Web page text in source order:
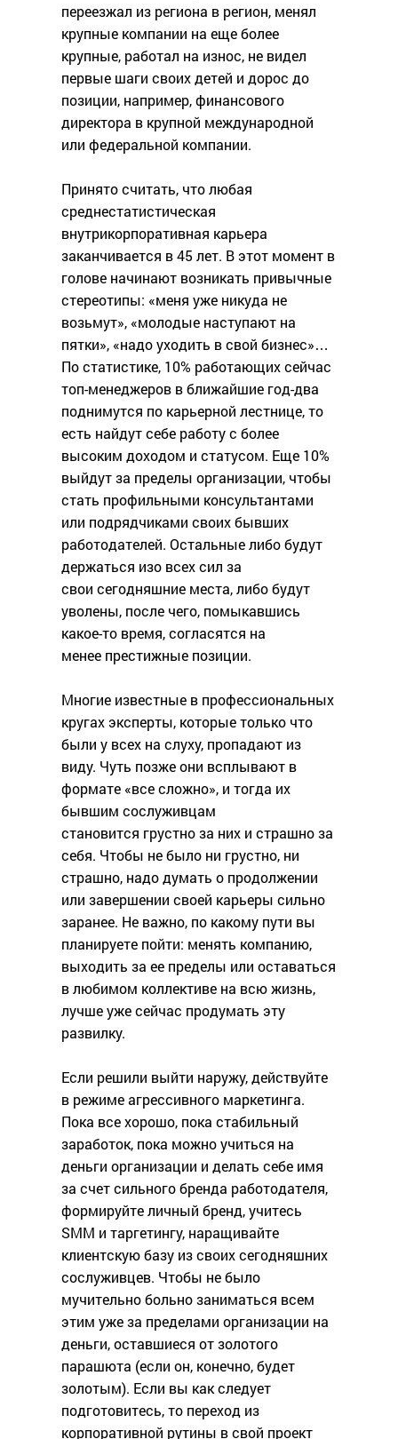
переезжал из региона в регион, менял
крупные компании на еще более
крупные, работал на износ, не видел
первые шаги своих детей и дорос до
позиции, например, финансового
директора в крупной международной
или федеральной компании.
Принято считать, что любая
среднестатистическая
внутрикорпоративная карьера
заканчивается в 45 лет. В этот момент в
голове начинают возникать привычные
стереотипы: «меня уже никуда не
возьмут», «молодые наступают на
пятки», «надо уходить в свой бизнес»…
По статистике, 10% работающих сейчас
топ-менеджеров в ближайшие год-два
поднимутся по карьерной лестнице, то
есть найдут себе работу с более
высоким доходом и статусом. Еще 10%
выйдут за пределы организации, чтобы
стать профильными консультантами
или подрядчиками своих бывших
работодателей. Остальные либо будут
держаться изо всех сил за
свои сегодняшние места, либо будут
уволены, после чего, помыкавшись
какое-то время, согласятся на
менее престижные позиции.
Многие известные в профессиональных
кругах эксперты, которые только что
были у всех на слуху, пропадают из
виду. Чуть позже они всплывают в
формате «все сложно», и тогда их
бывшим сослуживцам
становится грустно за них и страшно за
себя. Чтобы не было ни грустно, ни
страшно, надо думать о продолжении
или завершении своей карьеры сильно
заранее. Не важно, по какому пути вы
планируете пойти: менять компанию,
выходить за ее пределы или оставаться
в любимом коллективе на всю жизнь,
лучше уже сейчас продумать эту
развилку.
Если решили выйти наружу, действуйте
в режиме агрессивного маркетинга.
Пока все хорошо, пока стабильный
заработок, пока можно учиться на
деньги организации и делать себе имя
за счет сильного бренда работодателя,
формируйте личный бренд, учитесь
SMM и таргетингу, наращивайте
клиентскую базу из своих сегодняшних
сослуживцев. Чтобы не было
мучительно больно заниматься всем
этим уже за пределами организации на
деньги, оставшиеся от золотого
парашюта (если он, конечно, будет
золотым). Если вы как следует
подготовитесь, то переход из
корпоративной рутины в свой проект